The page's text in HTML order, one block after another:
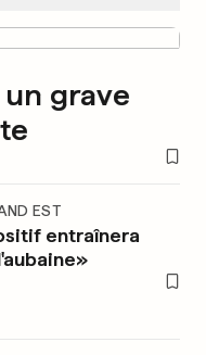
un grave
EST
entraînera